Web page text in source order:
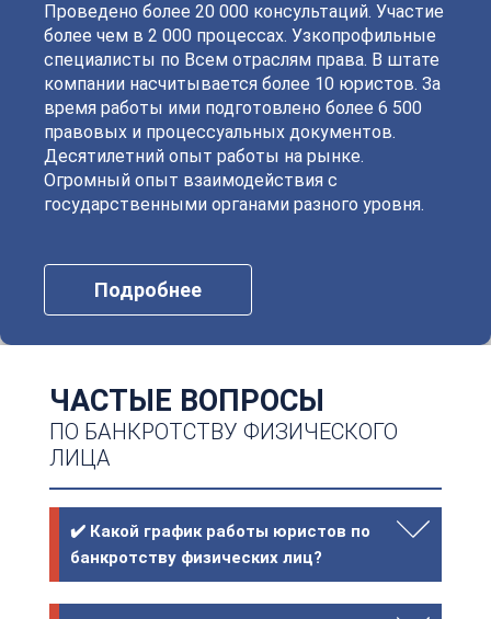
Проведено более 20 000 консультаций. Участие
более чем в 2 000 процессах. Узкопрофильные
специалисты по Всем отраслям права. В штате
компании насчитывается более 10 юристов. За
время работы ими подготовлено более 6 500
правовых и процессуальных документов.
Десятилетний опыт работы на рынке.
Огромный опыт взаимодействия с
государственными органами разного уровня.
Подробнее
ЧАСТЫЕ ВОПРОСЫ
ПО БАНКРОТСТВУ ФИЗИЧЕСКОГО
ЛИЦА
✔️ Какой график работы юристов по
банкротству физических лиц?